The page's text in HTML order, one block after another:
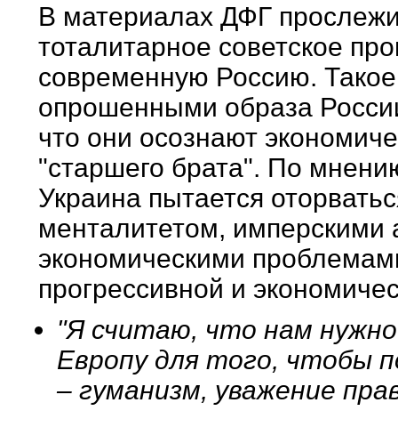
В материалах ДФГ
тоталитарное советское
современную Россию.
опрошенными образа
что они осознают
"старшего брата". По
Украина пытается
менталитетом,
экономическими
прогрессивной и
"Я считаю, что нам
Европу для того, чтобы
– гуманизм, уважение